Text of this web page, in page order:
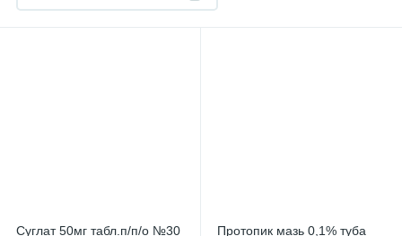
Суглат 50мг табл.п/п/о №30
Протопик мазь 0,1% туба